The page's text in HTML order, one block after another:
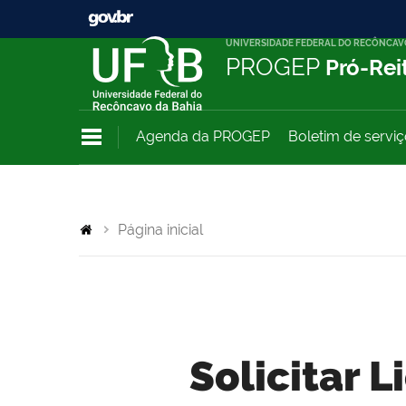
UNIVERSIDADE FEDERAL DO
PROGEP Pró-
Agenda da PROGEP Boletim de
Página inicial
Solicitar